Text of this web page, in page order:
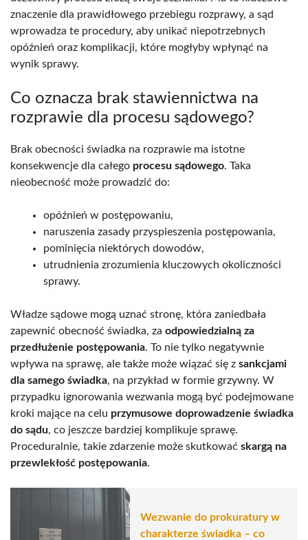
znaczenie dla prawidłowego przebiegu rozprawy, a sąd
wprowadza te procedury, aby unikać niepotrzebnych
opóźnień oraz komplikacji, które mogłyby wpłynąć na
wynik sprawy.
Co oznacza brak stawiennictwa na
rozprawie dla procesu sądowego?
Brak obecności świadka na rozprawie ma istotne
konsekwencje dla całego procesu sądowego. Taka
nieobecność może prowadzić do:
opóźnień w postępowaniu,
naruszenia zasady przyspieszenia postępowania,
pominięcia niektórych dowodów,
utrudnienia zrozumienia kluczowych okoliczności
sprawy.
Władze sądowe mogą uznać stronę, która zaniedbała
zapewnić obecność świadka, za odpowiedzialną za
przedłużenie postępowania. To nie tylko negatywnie
wpływa na sprawę, ale także może wiązać się z sankcjami
dla samego świadka, na przykład w formie grzywny. W
przypadku ignorowania wezwania mogą być podejmowane
kroki mające na celu przymusowe doprowadzenie świadka
do sądu, co jeszcze bardziej komplikuje sprawę.
Proceduralnie, takie zdarzenie może skutkować skargą na
przewlekłość postępowania.
Wezwanie do prokuratury w
charakterze świadka – co